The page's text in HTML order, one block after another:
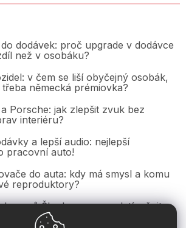
dodávek: proč upgrade v dodávce
než v osobáku?
v čem se liší obyčejný osobák,
německá prémiovka?
Porsche: jak zlepšit zvuk bez
interiéru?
a lepší audio: nejlepší
pracovní auto!
do auta: kdy má smysl a komu
reproduktory?
vozů Škoda: co se vyplatí měnit u
a Superbu?